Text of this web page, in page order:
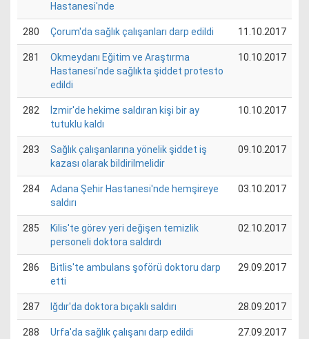
Hastanesi'nde
280 Çorum'da sağlık çalışanları darp edildi 11.10.2017
281
Okmeydanı Eğitim ve Araştırma
Hastanesi’nde sağlıkta şiddet protesto
edildi
10.10.2017
282
İzmir'de hekime saldıran kişi bir ay
tutuklu kaldı
10.10.2017
283
Sağlık çalışanlarına yönelik şiddet iş
kazası olarak bildirilmelidir
09.10.2017
284
Adana Şehir Hastanesi'nde hemşireye
saldırı
03.10.2017
285
Kilis'te görev yeri değişen temizlik
personeli doktora saldırdı
02.10.2017
286
Bitlis'te ambulans şoförü doktoru darp
etti
29.09.2017
287 Iğdır'da doktora bıçaklı saldırı 28.09.2017
288 Urfa'da sağlık çalışanı darp edildi 27.09.2017